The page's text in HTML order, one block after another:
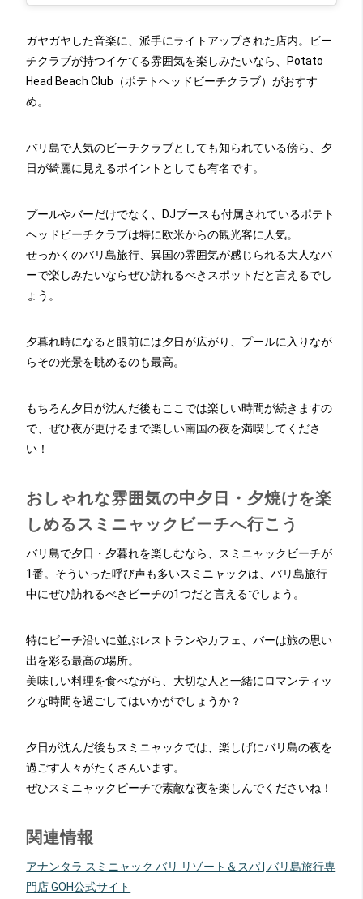
ガヤガヤした音楽に、派手にライトアップされた店内。ビー
チクラブが持つイケてる雰囲気を楽しみたいなら、Potato
Head Beach Club（ポテトヘッドビーチクラブ）がおすす
め。
バリ島で人気のビーチクラブとしても知られている傍ら、夕
日が綺麗に見えるポイントとしても有名です。
プールやバーだけでなく、DJブースも付属されているポテト
ヘッドビーチクラブは特に欧米からの観光客に人気。
せっかくのバリ島旅行、異国の雰囲気が感じられる大人なバ
ーで楽しみたいならぜひ訪れるべきスポットだと言えるでし
ょう。
夕暮れ時になると眼前には夕日が広がり、プールに入りなが
らその光景を眺めるのも最高。
もちろん夕日が沈んだ後もここでは楽しい時間が続きますの
で、ぜひ夜が更けるまで楽しい南国の夜を満喫してくださ
い！
おしゃれな雰囲気の中夕日・夕焼けを楽
しめるスミニャックビーチへ行こう
バリ島で夕日・夕暮れを楽しむなら、スミニャックビーチが
1番。そういった呼び声も多いスミニャックは、バリ島旅行
中にぜひ訪れるべきビーチの1つだと言えるでしょう。
特にビーチ沿いに並ぶレストランやカフェ、バーは旅の思い
出を彩る最高の場所。
美味しい料理を食べながら、大切な人と一緒にロマンティッ
クな時間を過ごしてはいかがでしょうか？
夕日が沈んだ後もスミニャックでは、楽しげにバリ島の夜を
過ごす人々がたくさんいます。
ぜひスミニャックビーチで素敵な夜を楽しんでくださいね！
関連情報
アナンタラ スミニャック バリ リゾート＆スパ | バリ島旅行専
門店 GOH公式サイト